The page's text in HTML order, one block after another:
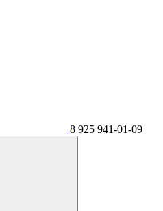
8 925 941-01-09